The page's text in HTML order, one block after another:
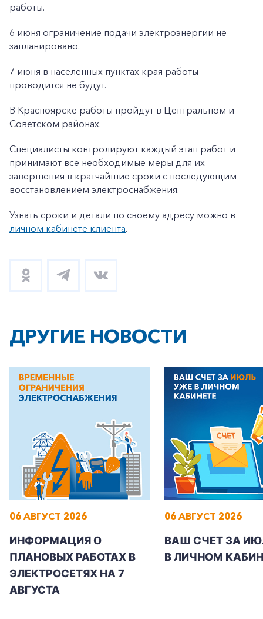
Заказать обратный звонок
Частным клиентам
Корпоративным клиентам
работы.
6 июня ограничение подачи электроэнергии не
запланировано.
7 июня в населенных пунктах края работы
проводится не будут.
В Красноярске работы пройдут в Центральном и
Советском районах.
Специалисты контролируют каждый этап работ и
принимают все необходимые меры для их
завершения в кратчайшие сроки с последующим
восстановлением электроснабжения.
Узнать сроки и детали по своему адресу можно в
личном кабинете клиента.
ДРУГИЕ НОВОСТИ
06 АВГУСТ 2026
ИНФОРМАЦИЯ О
ПЛАНОВЫХ РАБОТАХ В
ЭЛЕКТРОСЕТЯХ НА 7
АВГУСТА
06 АВГУСТ 2026
ВАШ СЧЕТ ЗА
В ЛИЧНОМ